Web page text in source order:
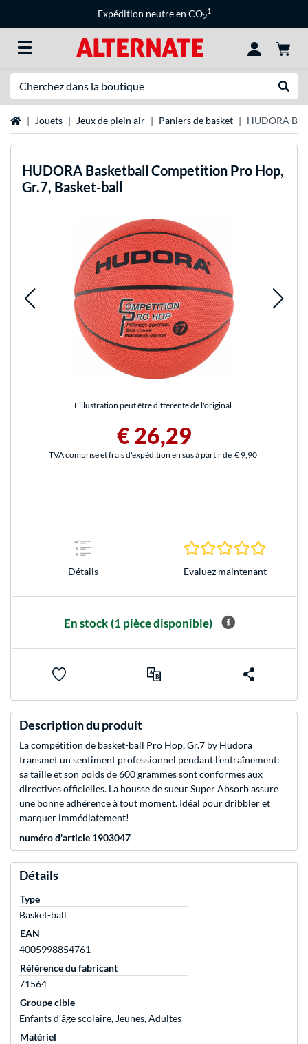
Expédition neutre en CO2
1
Page d'accueil
Jouets Jeux de plein air Paniers de basket HUDORA
HUDORA Basketball Competition Pro Hop,
Gr.7, Basket-ball
L'illustration peut être différente de l'original.
€ 26,29
TVA comprise et frais d'expédition en sus à partir de € 9,90
Détails Evaluez maintenant
En stock (1 pièce disponible)
Description du produit
La compétition de basket-ball Pro Hop, Gr.7 by Hudora
transmet un sentiment professionnel pendant l’entraînement:
sa taille et son poids de 600 grammes sont conformes aux
directives officielles. La housse de sueur Super Absorb assure
une bonne adhérence à tout moment. Idéal pour dribbler et
marquer immédiatement!
numéro d'article 1903047
Détails
Type
Basket-ball
EAN
4005998854761
Référence du fabricant
71564
Groupe cible
Enfants d’âge scolaire, Jeunes, Adultes
Matériel